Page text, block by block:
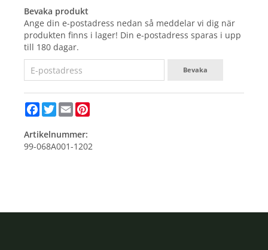
Bevaka produkt
Ange din e-postadress nedan så meddelar vi dig när
produkten finns i lager! Din e-postadress sparas i upp
till 180 dagar.
Bevaka
Facebook
Twitter
Email
Artikelnummer:
99-068A001-1202